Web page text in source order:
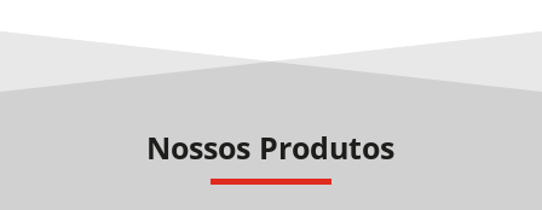
Nossos Produtos